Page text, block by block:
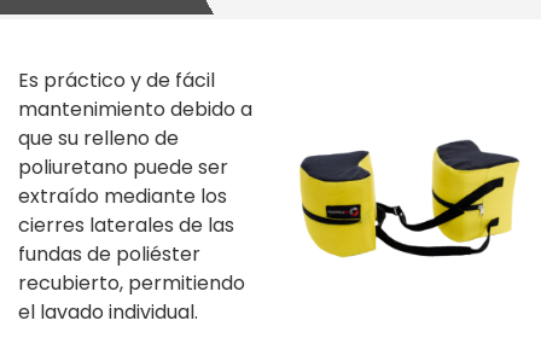
Es práctico y de fácil
mantenimiento debido a
que su relleno de
poliuretano puede ser
extraído mediante los
cierres laterales de las
fundas de poliéster
recubierto, permitiendo
el lavado individual.